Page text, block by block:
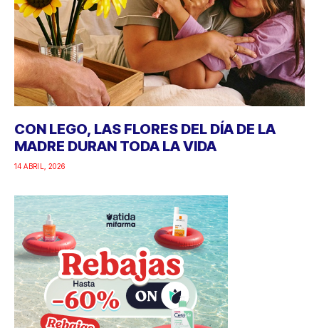
CON LEGO, LAS FLORES DEL DÍA DE LA
MADRE DURAN TODA LA VIDA
14 ABRIL, 2026